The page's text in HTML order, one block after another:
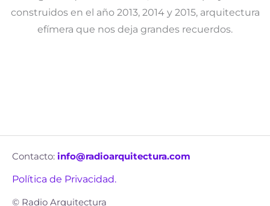
construidos en el año 2013, 2014 y 2015, arquitectura
efímera que nos deja grandes recuerdos.
Contacto: info@radioarquitectura.com
Política de Privacidad.
© Radio Arquitectura